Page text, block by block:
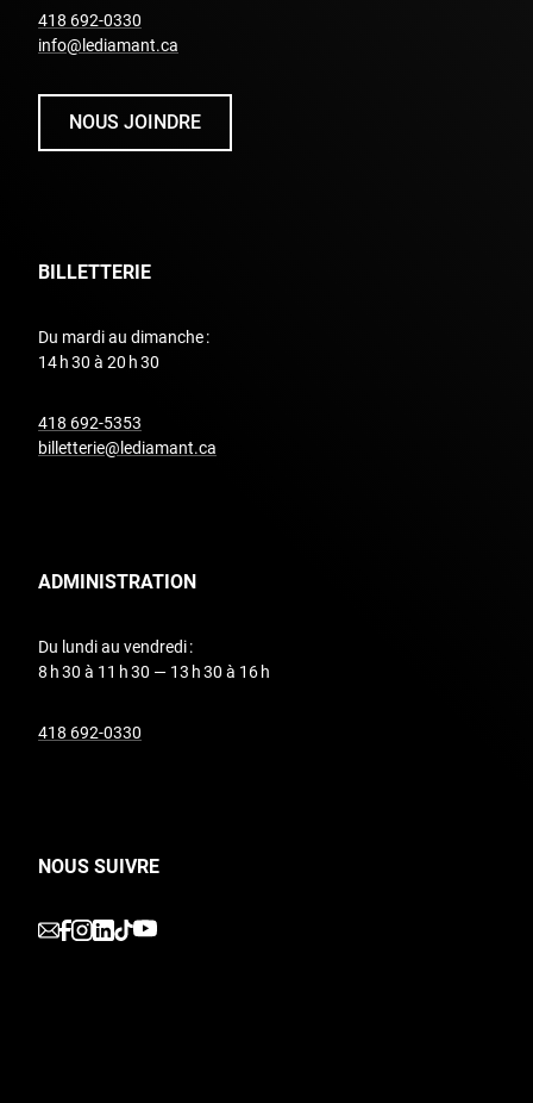
418 692-0330
info@lediamant.ca
NOUS JOINDRE
BILLETTERIE
Du mardi au dimanche :
14 h 30 à 20 h 30
418 692-5353
billetterie@lediamant.ca
ADMINISTRATION
Du lundi au vendredi :
8 h 30 à 11 h 30 — 13 h 30 à 16 h
418 692-0330
NOUS SUIVRE
undefined
undefined
undefined
undefined
undefined